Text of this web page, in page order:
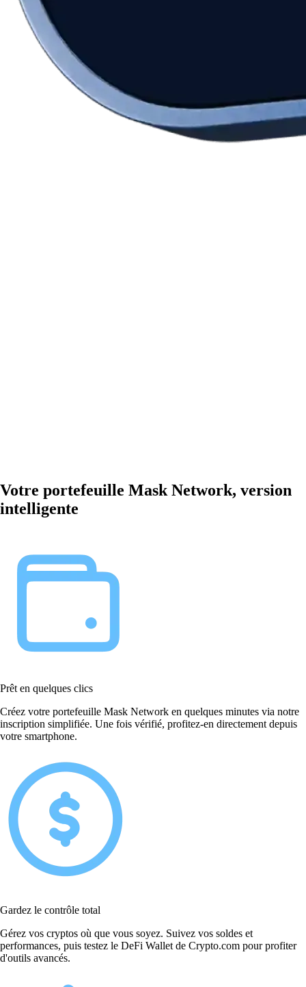
Votre portefeuille Mask Network, version
intelligente
Prêt en quelques clics
Créez votre portefeuille Mask Network en quelques minutes via notre
inscription simplifiée. Une fois vérifié, profitez-en directement depuis
votre smartphone.
Gardez le contrôle total
Gérez vos cryptos où que vous soyez. Suivez vos soldes et
performances, puis testez le DeFi Wallet de Crypto.com pour profiter
d'outils avancés.